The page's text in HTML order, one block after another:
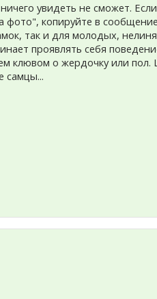
увидеть не сможет.
фото", копируйте в
так и для молодых,
проявлять себя
клювом о жердочку или пол.
самцы...